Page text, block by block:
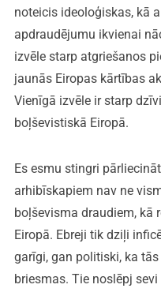
noteicis ideoloģiskas, kā
apdraudējumu ikvienai
izvēle starp atgriešanos
jaunās Eiropas kārtības
Vienīgā izvēle ir starp
boļševistiskā Eiropā.
Es esmu stingri
arhibīskapiem nav ne
boļševisma draudiem, kā
Eiropā. Ebreji tik dziļi
garīgi, gan politiski, ka
briesmas. Tie noslēpj